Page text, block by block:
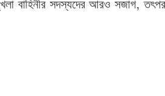
বাহিনীর সদস্যদের আরও সজাগ,